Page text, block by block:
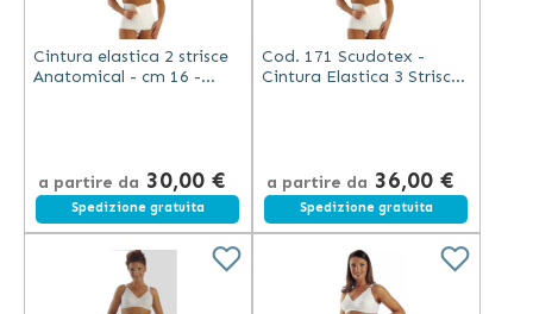
Cintura elastica 2 strisce
Anatomical - cm 16 -
a partire da 30,00 €
Spedizione gratuita
Cod. 171 Scudotex -
Cintura Elastica 3 Strisce
a partire da 36,00 €
Spedizione gratuita